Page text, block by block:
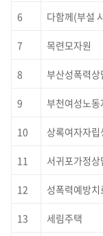
6 다함께(부설
7 목련모자원
8 부산성폭력상
9 부천여성노동
10 상록여자자
11 서귀포가정
12 성폭력예방치
13 세림주택